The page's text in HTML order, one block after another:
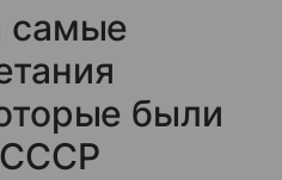
самые
были
СССР